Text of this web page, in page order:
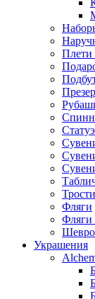
Плети
Трости
Фляги
Фляги
Украшения